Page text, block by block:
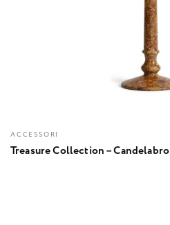
ACCESSORI
Treasure Collection – Candelabro